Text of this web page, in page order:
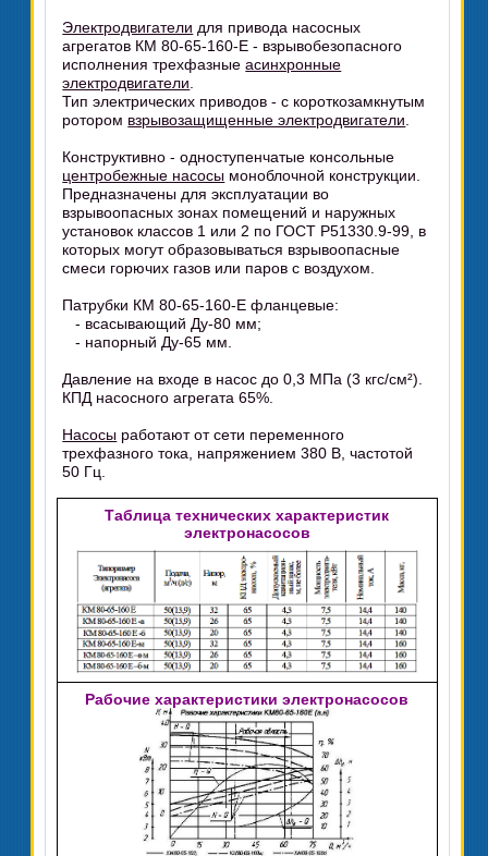
Электродвигатели для привода насосных
агрегатов КМ 80-65-160-Е - взрывобезопасного
исполнения трехфазныеасинхронные
электродвигатели
Тип электрических приводов - с короткозамкнутым
ротором взрывозащищенные электродвигатели
Конструктивно - одноступенчатые консольные
центробежные насосы моноблочной конструкции.
Предназначены для эксплуатации во
взрывоопасных зонах помещений и наружных
установок классов 1 или 2 по ГОСТ Р51330.9-99, в
которых могут образовываться взрывоопасные
смеси горючих газов или паров с воздухом.
Патрубки КМ 80-65-160-Е фланцевые:
- всасывающий Ду-80 мм;
- напорный Ду-65 мм.
Давление на входе в насос до 0,3 МПа (3 кгс/см²).
КПД насосного агрегата 65%.
Насосы работают от сети переменного
трехфазного тока, напряжением 380 В, частотой
50 Гц.
Таблица технических характеристик
электронасосов
Рабочие характеристики электронасосов